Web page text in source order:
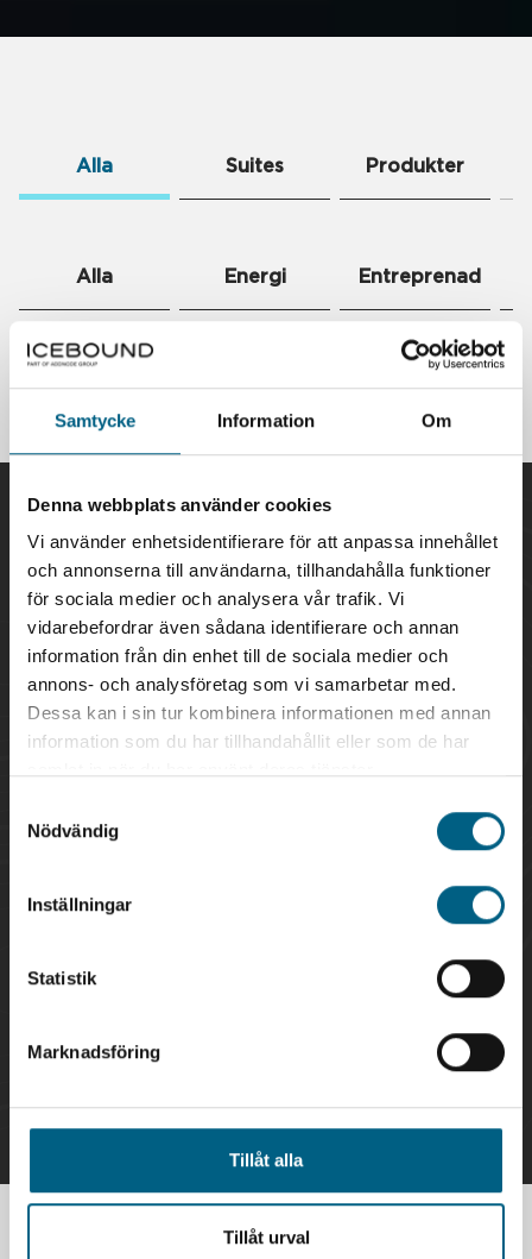
Samtycke Information Om
Denna webbplats använder cookies
Vi använder enhetsidentifierare för att anpassa innehållet
och annonserna till användarna, tillhandahålla funktioner
för sociala medier och analysera vår trafik. Vi
vidarebefordrar även sådana identifierare och annan
information från din enhet till de sociala medier och
annons- och analysföretag som vi samarbetar med.
Dessa kan i sin tur kombinera informationen med annan
information som du har tillhandahållit eller som de har
Nödvändig
Inställningar
Statistik
Marknadsföring
Tillåt alla
Tillåt urval
Alla Suites Produkter
Alla Energi Entreprenad
Suites
Kartor, Geo-/fastighetsdata
Suite Energi
Entreprenad
Geodata, Kartor & Fastighetsdata som e-
tjänster och/eller filleverans.
Marknadens bästa kartor och
fastighetsinformation, för alla!
FastighetDirekt
Fastighetsdatabas
Rutt API